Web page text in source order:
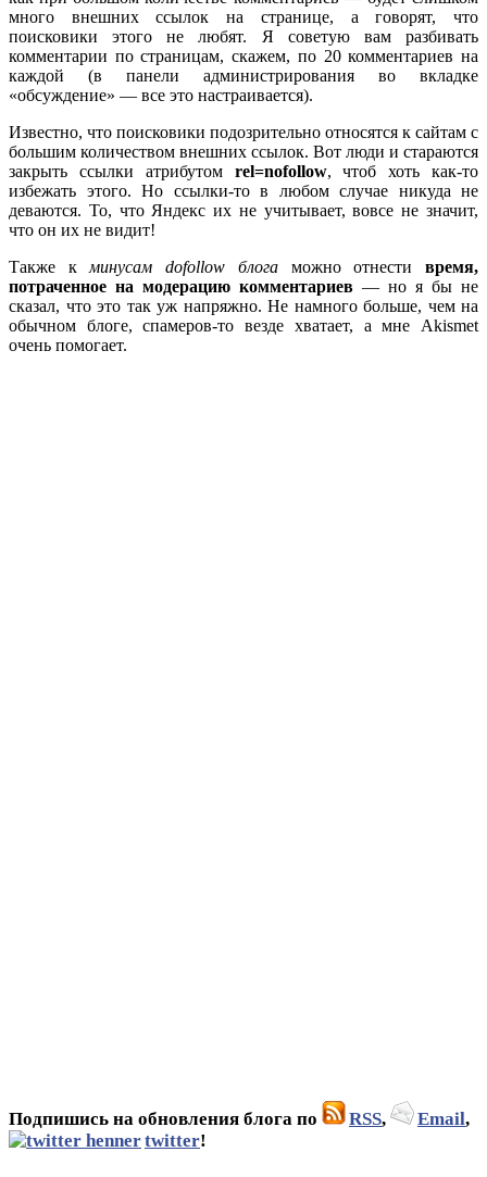
много внешних ссылок на странице, а говорят, что
поисковики этого не любят. Я советую вам разбивать
комментарии по страницам, скажем, по 20 комментариев на
каждой (в панели администрирования во вкладке
«обсуждение» — все это настраивается).
Известно, что поисковики подозрительно относятся к сайтам с
большим количеством внешних ссылок. Вот люди и стараются
закрыть ссылки атрибутом rel=nofollow, чтоб хоть как-то
избежать этого. Но ссылки-то в любом случае никуда не
деваются. То, что Яндекс их не учитывает, вовсе не значит,
что он их не видит!
Также к минусам dofollow блогаможно отнестивремя,
потраченное на модерацию комментариев — но я бы не
сказал, что это так уж напряжно. Не намного больше, чем на
обычном блоге, спамеров-то везде хватает, а мне Akismet
очень помогает.
Подпишись на обновления блога по RSS, Email,
twitter!